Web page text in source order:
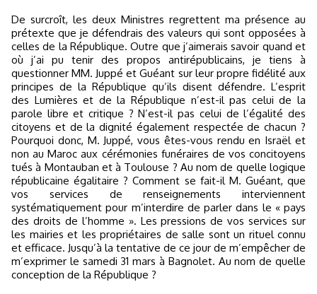
De surcroît, les deux Ministres regrettent ma présence au
prétexte que je défendrais des valeurs qui sont opposées à
celles de la République. Outre que j’aimerais savoir quand et
où j’ai pu tenir des propos antirépublicains, je tiens à
questionner MM. Juppé et Guéant sur leur propre fidélité aux
principes de la République qu’ils disent défendre. L’esprit
des Lumières et de la République n’est-il pas celui de la
parole libre et critique ? N’est-il pas celui de l’égalité des
citoyens et de la dignité également respectée de chacun ?
Pourquoi donc, M. Juppé, vous êtes-vous rendu en Israël et
non au Maroc aux cérémonies funéraires de vos concitoyens
tués à Montauban et à Toulouse ? Au nom de quelle logique
républicaine égalitaire ? Comment se fait-il M. Guéant, que
vos services de renseignements interviennent
systématiquement pour m’interdire de parler dans le « pays
des droits de l’homme ». Les pressions de vos services sur
les mairies et les propriétaires de salle sont un rituel connu
et efficace. Jusqu’à la tentative de ce jour de m’empêcher de
m’exprimer le samedi 31 mars à Bagnolet. Au nom de quelle
conception de la République ?